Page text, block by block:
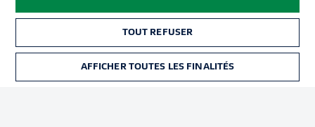
services
Mentions Légales Gérer mes préférences
TOUT REFUSER
AFFICHER TOUTES LES FINALITÉS